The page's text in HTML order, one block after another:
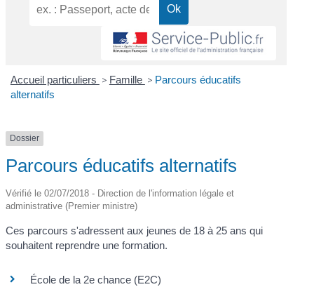
Accueil particuliers > Famille > Parcours éducatifs
alternatifs
Dossier
Parcours éducatifs alternatifs
Vérifié le 02/07/2018 - Direction de l'information légale et
administrative (Premier ministre)
Ces parcours s'adressent aux jeunes de 18 à 25 ans qui
souhaitent reprendre une formation.
École de la 2e chance (E2C)